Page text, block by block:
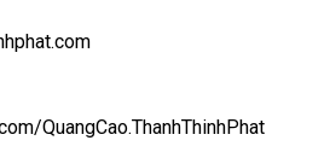
QuangCao.ThanhThinhPhat